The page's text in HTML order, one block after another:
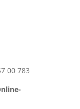
00 783